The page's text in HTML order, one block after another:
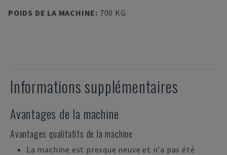
POIDS DE LA MACHINE: 700 KG
Informations supplémentaires
Avantages de la machine
Avantages qualitatifs de la machine
La machine est presque neuve et n'a pas été